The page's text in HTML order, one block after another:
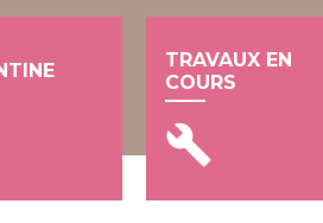
TRAVAUX EN
COURS
build